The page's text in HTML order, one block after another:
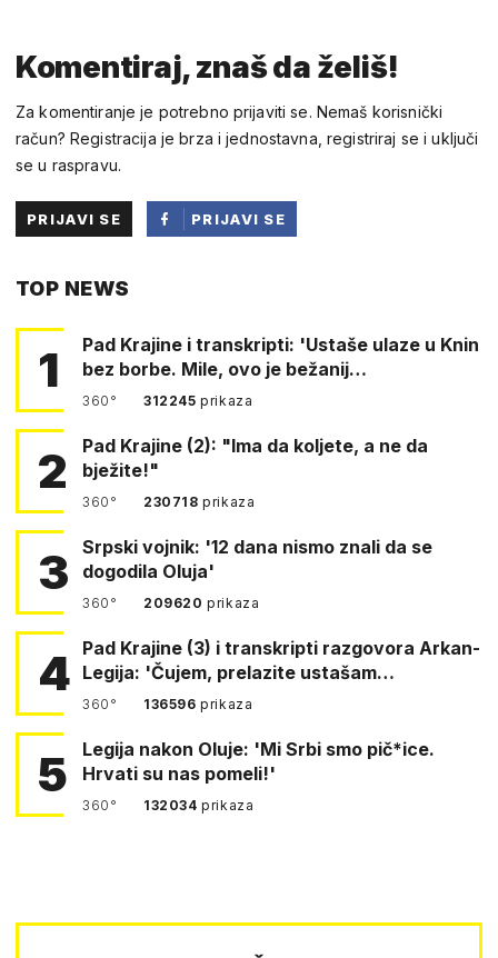
Komentiraj, znaš da želiš!
Za komentiranje je potrebno prijaviti se. Nemaš korisnički
račun? Registracija je brza i jednostavna, registriraj se i uključi
se u raspravu.
PRIJAVI SE
PRIJAVI SE
TOP NEWS
1
Pad Krajine i transkripti: 'Ustaše ulaze u Knin
bez borbe. Mile, ovo je bežanij…
360° 312245prikaza
2
Pad Krajine (2): "Ima da koljete, a ne da
bježite!"
360° 230718prikaza
3
Srpski vojnik: '12 dana nismo znali da se
dogodila Oluja'
360° 209620prikaza
4 Pad Krajine (3) i transkripti razgovora Arkan-
Legija: 'Čujem, prelazite ustašam…
360° 136596prikaza
5
Legija nakon Oluje: 'Mi Srbi smo pič*ice.
Hrvati su nas pomeli!'
360° 132034prikaza